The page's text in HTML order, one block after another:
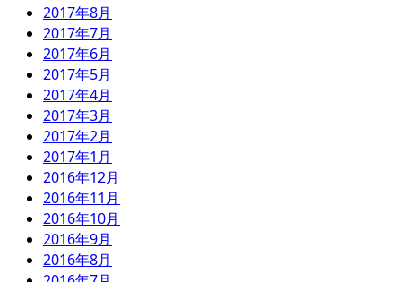
2017年8月
2017年7月
2017年6月
2017年5月
2017年4月
2017年3月
2017年2月
2017年1月
2016年12月
2016年11月
2016年10月
2016年9月
2016年8月